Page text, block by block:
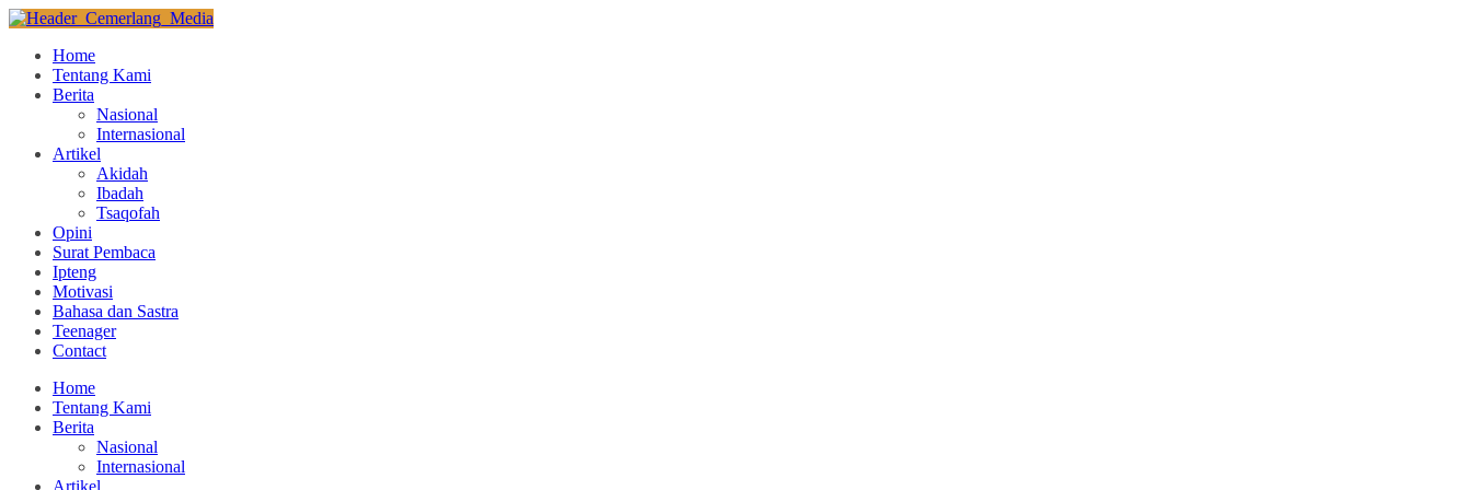
Home
Tentang Kami
Berita
Nasional
Internasional
Artikel
Akidah
Ibadah
Tsaqofah
Opini
Surat Pembaca
Ipteng
Motivasi
Bahasa dan Sastra
Teenager
Contact
Home
Tentang Kami
Berita
Nasional
Internasional
Artikel